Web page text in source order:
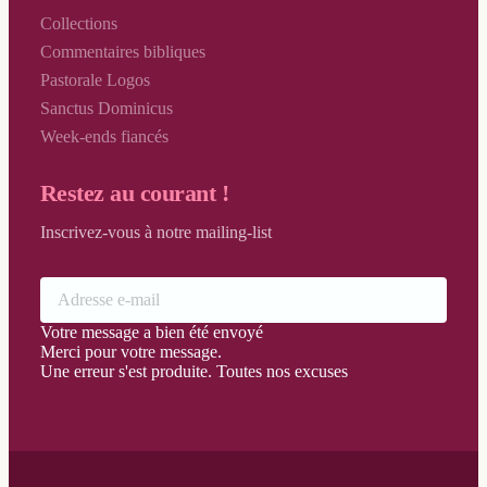
Vendredi Saint
Vigile Pascale
Collections
Commentaires bibliques
Pastorale Logos
Sanctus Dominicus
Week-ends fiancés
Restez au courant !
Inscrivez-vous à notre mailing-list
Votre message a bien été envoyé
Merci pour votre message.
Une erreur s'est produite. Toutes nos excuses